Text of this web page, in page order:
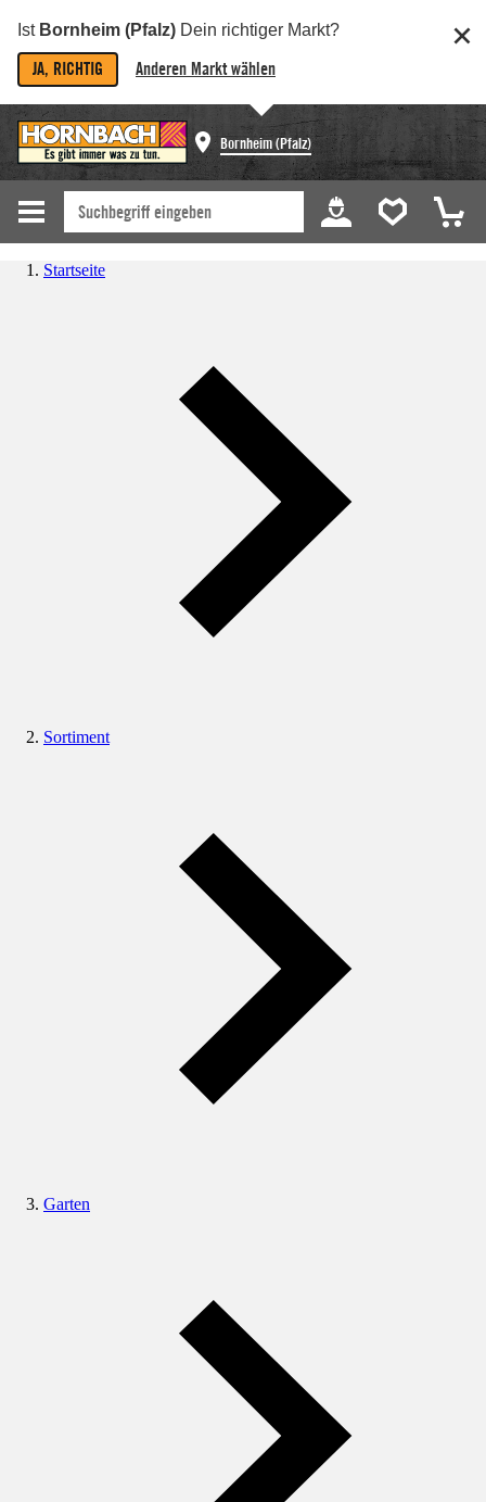
Ist Bornheim (Pfalz) Dein richtiger Markt?
JA, RICHTIG Anderen Markt wählen
Bornheim (Pfalz)
Startseite
Sortiment
Garten